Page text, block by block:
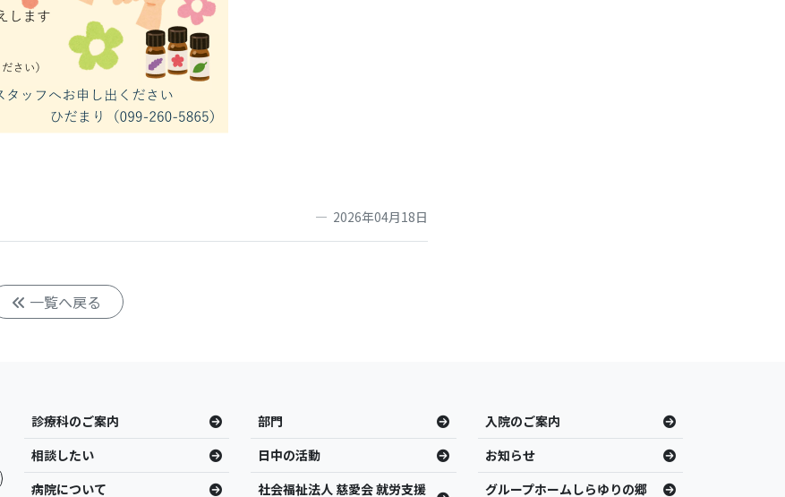
2026年04月18日
一覧へ戻る
診療科のご案内 部門
入院のご案内
相談したい
日中の活動
お知らせ
病院について
社会福祉法人 慈愛会 就労支援 グループホームしらゆりの郷